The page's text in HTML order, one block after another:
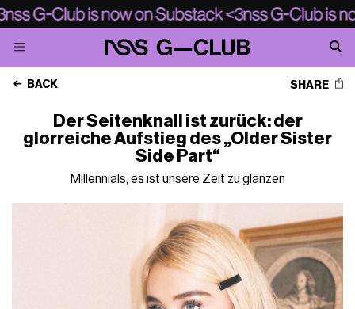
BACK SHARE
Der Seitenknall ist zurück: der
glorreiche Aufstieg des „Older Sister
Side Part“
Millennials, es ist unsere Zeit zu glänzen